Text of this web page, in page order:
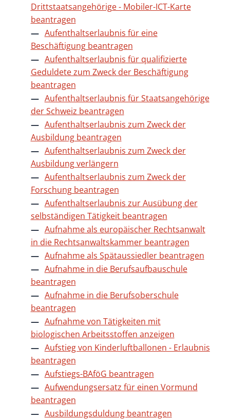
Drittstaatsangehörige - Mobiler-ICT-Karte
beantragen
Aufenthaltserlaubnis für eine
Beschäftigung beantragen
Aufenthaltserlaubnis für qualifizierte
Geduldete zum Zweck der Beschäftigung
beantragen
Aufenthaltserlaubnis für Staatsangehörige
der Schweiz beantragen
Aufenthaltserlaubnis zum Zweck der
Ausbildung beantragen
Aufenthaltserlaubnis zum Zweck der
Ausbildung verlängern
Aufenthaltserlaubnis zum Zweck der
Forschung beantragen
Aufenthaltserlaubnis zur Ausübung der
selbständigen Tätigkeit beantragen
Aufnahme als europäischer Rechtsanwalt
in die Rechtsanwaltskammer beantragen
Aufnahme als Spätaussiedler beantragen
Aufnahme in die Berufsaufbauschule
beantragen
Aufnahme in die Berufsoberschule
beantragen
Aufnahme von Tätigkeiten mit
biologischen Arbeitsstoffen anzeigen
Aufstieg von Kinderluftballonen - Erlaubnis
beantragen
Aufstiegs-BAföG beantragen
Aufwendungsersatz für einen Vormund
beantragen
Ausbildungsduldung beantragen